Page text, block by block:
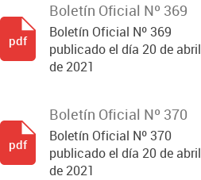
Boletín Oficial Nº 369
Boletín Oficial Nº 369
publicado el día 20 de abril
de 2021
pdf
Boletín Oficial Nº 370
Boletín Oficial Nº 370
publicado el día 20 de abril
de 2021
pdf